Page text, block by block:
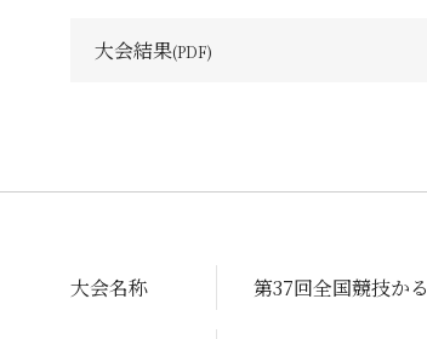
大会結果
大会名称 第37回全国競技か